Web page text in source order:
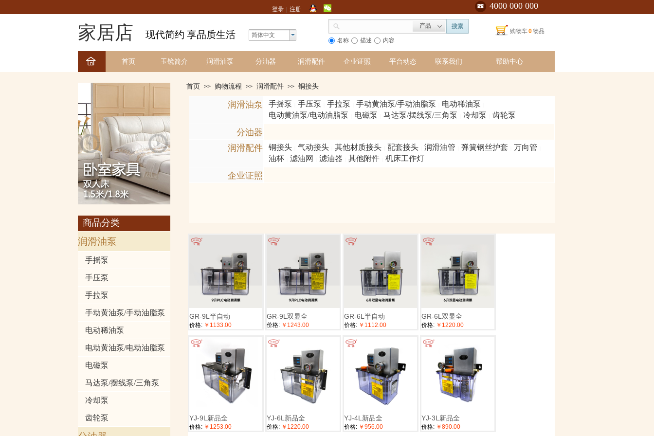
4000 000 000
登录 注册
首页 玉镜简介 润滑油泵 分油器 润滑配件 企业证照 平台动态 联系我们 帮助中心
现代简约 享品质生活
产品 搜索
名称 描述 内容
购物车0物品
家居店 简体中文
首页 >> 购物流程 >> 润滑配件 >> 铜接头
润滑油泵 手摇泵 手压泵 手拉泵 手动黄油泵/手动油脂泵 电动稀油泵
电动黄油泵/电动油脂泵 电磁泵 马达泵/摆线泵/三角泵 冷却泵 齿轮泵
分油器
润滑配件
铜接头 气动接头 其他材质接头 配套接头 润滑油管 弹簧钢丝护套 万向管
油杯 滤油网 滤油器 其他附件 机床工作灯
企业证照
商品分类
润滑油泵
手摇泵
手压泵
手拉泵
手动黄油泵/手动油脂泵
电动稀油泵
电动黄油泵/电动油脂泵
电磁泵
马达泵/摆线泵/三角泵
冷却泵
齿轮泵
GR-9L半自动
价格: ￥1133.00
GR-9L双显全
价格: ￥1243.00
GR-6L半自动
价格: ￥1112.00
GR-6L双显全
价格: ￥1220.00
YJ-9L新品全
价格: ￥1253.00
YJ-6L新品全
价格: ￥1220.00
YJ-4L新品全
价格: ￥956.00
YJ-3L新品全
价格: ￥890.00